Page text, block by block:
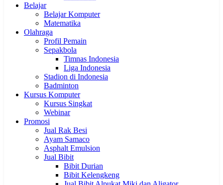
Belajar
Belajar Komputer
Matematika
Olahraga
Profil Pemain
Sepakbola
Timnas Indonesia
Liga Indonesia
Stadion di Indonesia
Badminton
Kursus Komputer
Kursus Singkat
Webinar
Promosi
Jual Rak Besi
Ayam Samaco
Asphalt Emulsion
Jual Bibit
Bibit Durian
Bibit Kelengkeng